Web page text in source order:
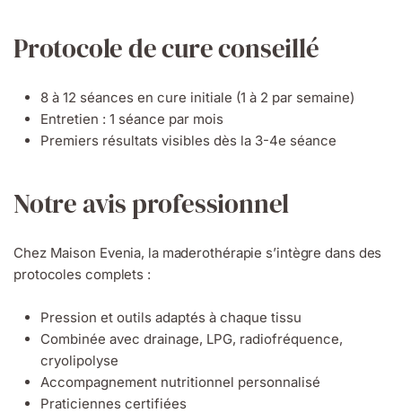
Protocole de cure conseillé
8 à 12 séances en cure initiale (1 à 2 par semaine)
Entretien : 1 séance par mois
Premiers résultats visibles dès la 3-4e séance
Notre avis professionnel
Chez Maison Evenia, la maderothérapie s’intègre dans des
protocoles complets :
Pression et outils adaptés à chaque tissu
Combinée avec drainage, LPG, radiofréquence,
cryolipolyse
Accompagnement nutritionnel personnalisé
Praticiennes certifiées